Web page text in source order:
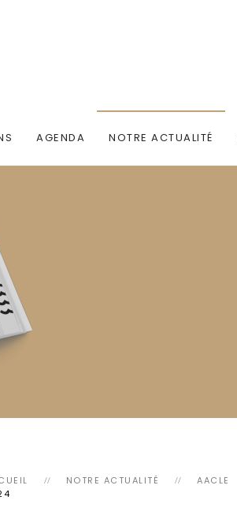
AGENDA NOTRE ACTUALITÉ
NOTRE ACTUALITÉ AACLE